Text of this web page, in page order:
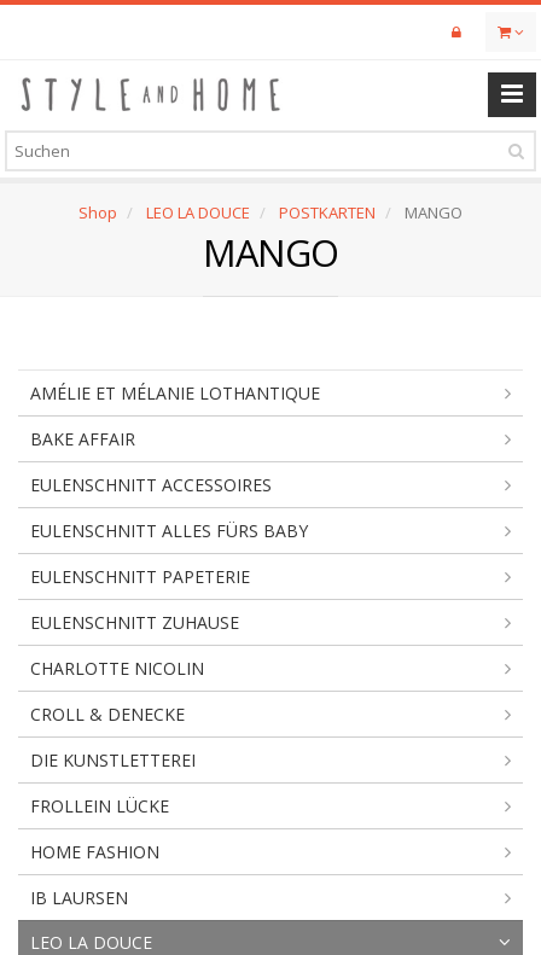
Skip
content
Shop LEO LA DOUCE POSTKARTEN MANGO
MANGO
AMÉLIE ET MÉLANIE LOTHANTIQUE
BAKE AFFAIR
EULENSCHNITT ACCESSOIRES
EULENSCHNITT ALLES FÜRS BABY
EULENSCHNITT PAPETERIE
EULENSCHNITT ZUHAUSE
CHARLOTTE NICOLIN
CROLL & DENECKE
DIE KUNSTLETTEREI
FROLLEIN LÜCKE
HOME FASHION
IB LAURSEN
LEO LA DOUCE